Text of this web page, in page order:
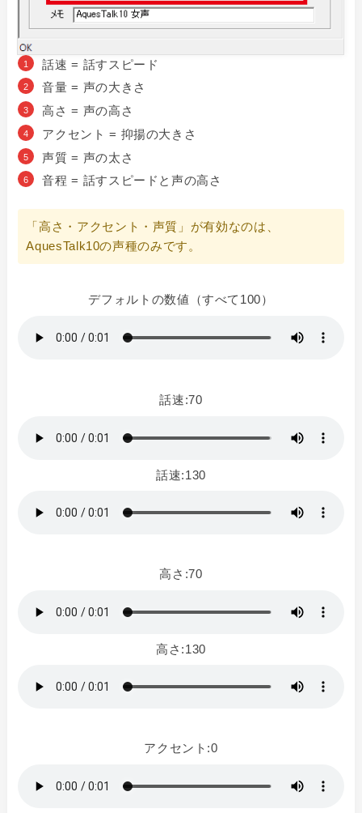
話速 = 話すスピード
音量 = 声の大きさ
高さ = 声の高さ
アクセント = 抑揚の大きさ
声質 = 声の太さ
音程 = 話すスピードと声の高さ
「高さ・アクセント・声質」が有効なのは、
AquesTalk10の声種のみです。
デフォルトの数値（すべて100）
話速:70
話速:130
高さ:70
高さ:130
アクセント:0